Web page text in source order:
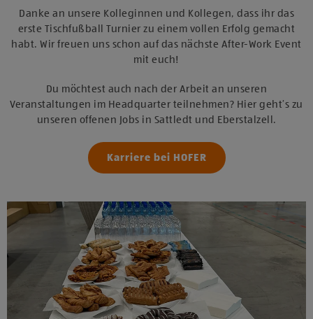
Danke an unsere Kolleginnen und Kollegen, dass ihr das
erste Tischfußball Turnier zu einem vollen Erfolg gemacht
habt. Wir freuen uns schon auf das nächste After-Work Event
mit euch!
Du möchtest auch nach der Arbeit an unseren
Veranstaltungen im Headquarter teilnehmen? Hier geht’s zu
unseren offenen Jobs in Sattledt und Eberstalzell.
Karriere bei HOFER